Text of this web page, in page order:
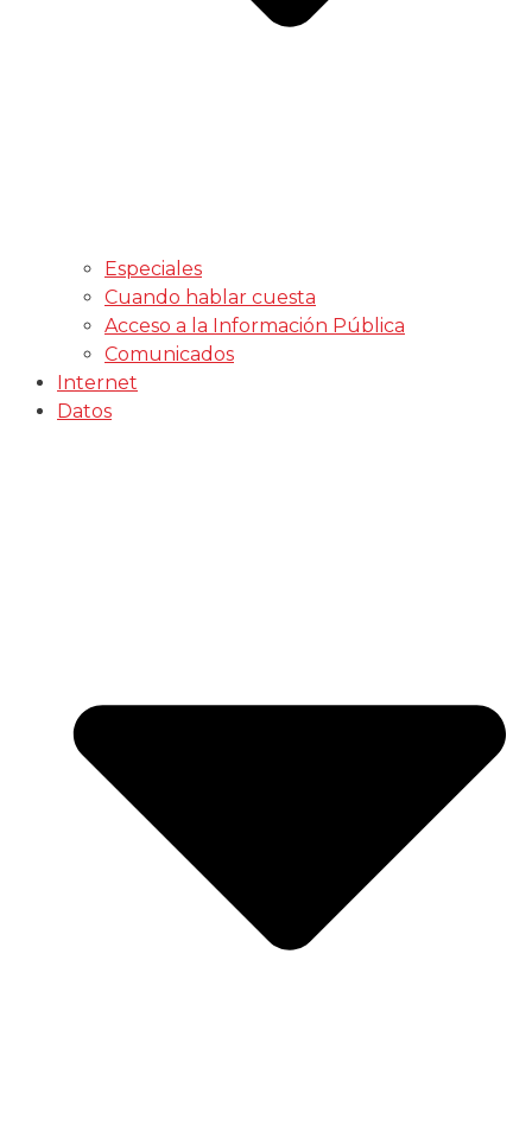
Especiales
Cuando hablar cuesta
Acceso a la Información Pública
Comunicados
Internet
Datos